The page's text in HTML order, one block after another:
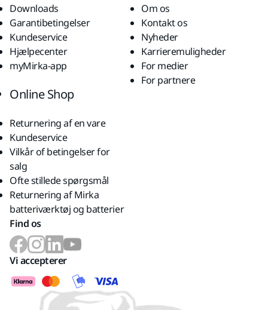
Downloads
Garantibetingelser
Kundeservice
Hjælpecenter
myMirka-app
Om os
Kontakt os
Nyheder
Karrieremuligheder
For medier
For partnere
Online Shop
Returnering af en vare
Kundeservice
Vilkår of betingelser for
salg
Ofte stillede spørgsmål
Returnering af Mirka
batteriværktøj og batterier
Find os
Vi accepterer